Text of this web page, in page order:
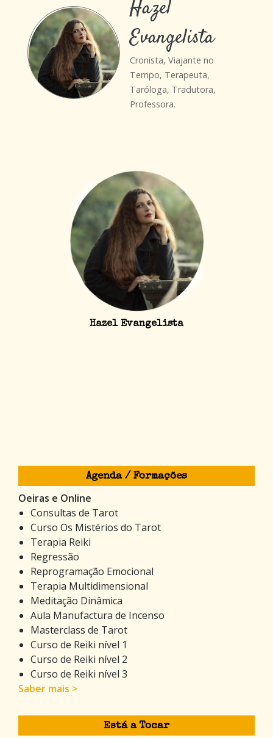
Hazel
Evangelista
Cronista, Viajante no
Tempo, Terapeuta,
Taróloga, Tradutora,
Professora.
Hazel Evangelista
Agenda / Formações
Oeiras e Online
Consultas de Tarot
Curso Os Mistérios do Tarot
Terapia Reiki
Regressão
Reprogramação Emocional
Terapia Multidimensional
Meditação Dinâmica
Aula Manufactura de Incenso
Masterclass de Tarot
Curso de Reiki nível 1
Curso de Reiki nível 2
Curso de Reiki nível 3
Saber mais >
Está a Tocar